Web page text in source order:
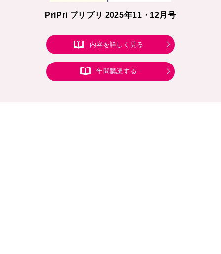
PriPri プリプリ 2025年11・12月号
内容を詳しく見る
年間購読する